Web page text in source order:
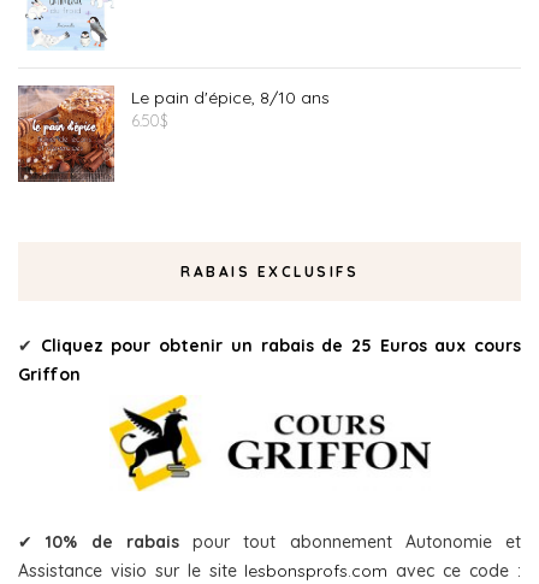
Le pain d'épice, 8/10 ans
6.50$
RABAIS EXCLUSIFS
✔ Cliquez pour obtenir un rabais de 25 Euros aux cours
Griffon
✔10% de rabaispour tout abonnement Autonomie et
Assistance visio sur le site lesbonsprofs.com avec ce code :